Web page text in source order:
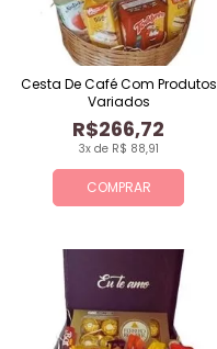
COMPRAR
3x de R$ 88,91
R$266,72
Cesta De Café Com Produtos
Variados